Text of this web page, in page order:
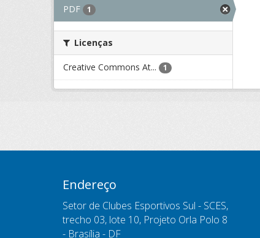
PDF 1
Licenças
Creative Commons At... 1
Endereço
Setor de Clubes Esportivos Sul - SCES,
trecho 03, lote 10, Projeto Orla Polo 8
- Brasília - DF